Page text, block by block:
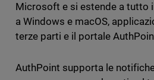
Microsoft e si estende a tutto
a Windows e macOS,
terze parti e il portale
AuthPoint supporta le